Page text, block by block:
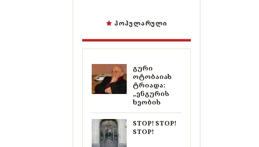
ᲞᲝᲞᲣᲚᲐᲠᲣᲚᲘ
გური
ოტობაიას
ტრიადა:
„ენგურის
ხეობის
STOP! STOP!
STOP!